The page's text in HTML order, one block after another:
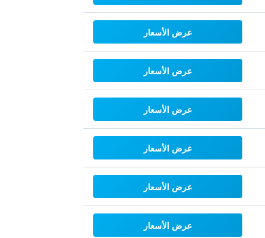
عرض الأسعار
عرض الأسعار
عرض الأسعار
عرض الأسعار
عرض الأسعار
عرض الأسعار